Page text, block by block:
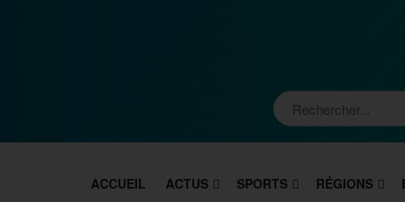
ACCUEIL ACTUS SPORTS RÉGIONS